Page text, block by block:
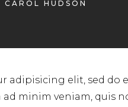
CAROL HUDSON
adipisicing elit, sed
minim veniam, quis